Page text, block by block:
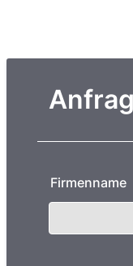
Firmenname